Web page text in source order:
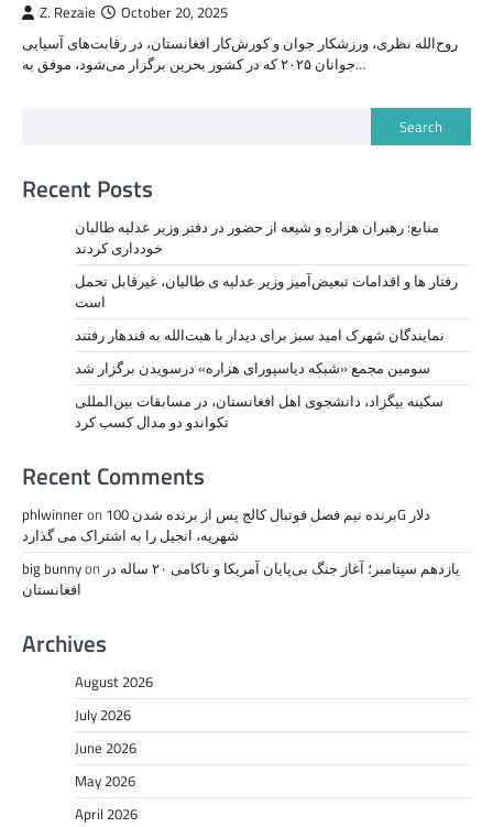
Z. Rezaie October 20, 2025
روح‌الله نظری، ورزشکار جوان و کورش‌کار افغانستان، در رقابت‌های آسیایی
جوانان ۲۰۲۵ که در کشور بحرین برگزار می‌شود، موفق به…
Search
Recent Posts
منابع: رهبران هزاره و شیعه از حضور در دفتر وزیر عدلیه طالبان
خودداری کردند
رفتار ها و اقدامات تبعیض‌آمیز وزیر عدلیه ی طالبان، ‏غیرقابل تحمل
است
نمايندگان شهرک امید سبز برای دیدار با هبت‌الله به قندهار رفتند
سومین مجمع «شبکه دیاسپورای هزاره» درسویدن برگزار شد
سکینه بیگزاد، دانشجوی اهل افغانستان، در مسابقات بین‌المللی
تکواندو دو مدال کسب کرد
Recent Comments
phlwinneron برنده نیم فصل فوتبال کالج پس از برنده شدن 100G دلار
شهریه، انجیل را به اشتراک می گذارد
big bunnyon یازدهم سپتامبر؛ آغاز جنگ بی‌پایان آمریکا و ناکامی ۲۰ ساله در
افغانستان
Archives
August 2026
July 2026
June 2026
May 2026
April 2026